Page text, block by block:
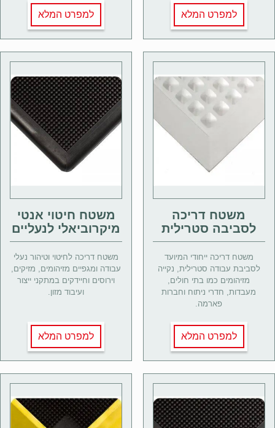
למפרט המלא למפרט המלא
משטח דריכה
לסביבה סטרילית
משטח דריכה ייחודי המיועד
לסביבת עבודה סטרילית, נקייה
מזיהומים כמו בתי חולים,
מעבדות, חדרי ניתוח וחברות
פארמה.
למפרט המלא
משטח חיטוי אנטי
מיקרוביאלי לנעליים
משטח דריכה לחיטוי וטיהור נעלי
עבודה ומגפיים מזיהומים, מזיקים,
וירוסים וחיידקים במתקני ייצור
ועיבוד מזון.
למפרט המלא